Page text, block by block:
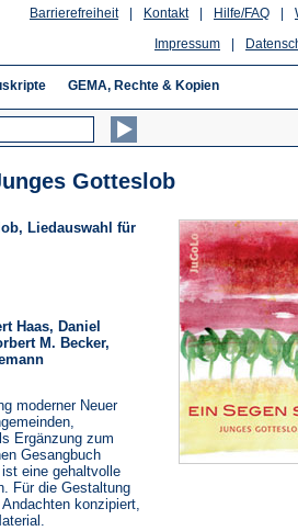
Hilfe/FAQ
Kontakt
Barrierefreiheit
Impressum
GEMA, Rechte & Kopien
Gotteslob
Liedauswahl für
Haas, Daniel
M. Becker,
moderner Neuer
Ergänzung zum
Gesangbuch
eine gehaltvolle
Für die Gestaltung
konzipiert,